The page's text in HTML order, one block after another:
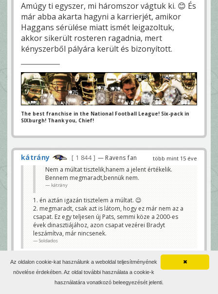
Amúgy ti egyszer, mi háromszor vágtuk ki. 😊 És
már abba akarta hagyni a karrierjét, amikor
Haggans sérülése miatt ismét leigazoltuk,
akkor sikerült rosteren ragadnia, mert
kényszerből pályára került és bizonyított.
The best franchise in the National Football League! Six-pack in
SIXburgh! Thank you, Chief!
több mint 15 éve
kátrány 1 844 — Ravens fan
Nem a múltat tisztelik,hanem a jelent értékelik.
Bennem megmaradt,bennük nem.
kátrány
1. én aztán igazán tisztelem a múltat. 😉
2. megmaradt, csak azt is látom, hogy ez már nem az a
csapat. Ez egy teljesen új Pats, semmi köze a 2000-es
évek dinasztiájához, azon csapat vezérei Bradyt
leszámítva, már nincsenek.
Soldados
Azt a múltat tiszteled,ami már történelem,ami
már nem befolyásol a jelenre.A Pats a Belichick-
Brady párossal még a jelen része,mert együtt
✖
Az oldalon cookie-kat használunk a weboldal teljesítményének
növelése érdekében. Az oldal további használata a cookie-k
használatára vonatkozó beleegyezését jelenti.